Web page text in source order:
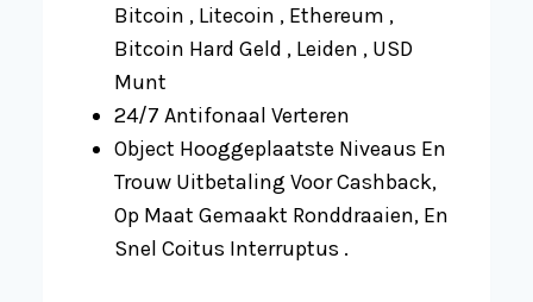
Bitcoin , Litecoin , Ethereum ,
Bitcoin Hard Geld , Leiden , USD
Munt
24/7 Antifonaal Verteren
Object Hooggeplaatste Niveaus En
Trouw Uitbetaling Voor Cashback,
Op Maat Gemaakt Ronddraaien, En
Snel Coitus Interruptus .